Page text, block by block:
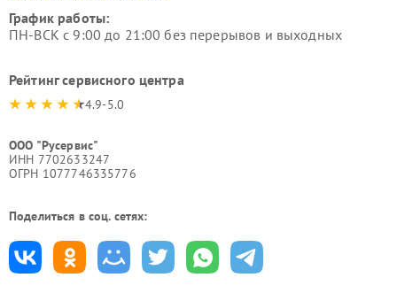
График работы:
ПН-ВСК с 9:00 до 21:00 без перерывов и выходных
Рейтинг сервисного центра
4.9-5.0
ООО "Русервис"
ИНН 7702633247
ОГРН 1077746335776
Поделиться в соц. сетях: